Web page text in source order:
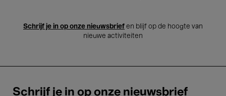
Schrijf je in op onze nieuwsbrief en blijf op de hoogte van
nieuwe activiteiten
Schrijf je in op onze nieuwsbrief